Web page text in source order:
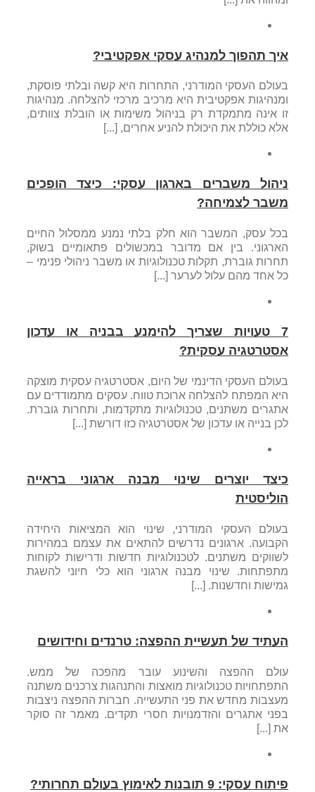
איך תהפוך למנהיג עסקי אפקטיבי?
בעולם העסקי המודרני, התחרות היא קשה ובלתי פוסקת,
ומנהיגות אפקטיבית היא מרכיב מרכזי להצלחה. מנהיגות
זו אינה מתמקדת רק בניהול משימות או הובלת צוותים,
אלא כוללת את היכולת להניע אחרים, [...]
ניהול משברים בארגון עסקי: כיצד הופכים
משבר לצמיחה?
בכל עסק, המשבר הוא חלק בלתי נמנע ממסלול החיים
הארגוני. בין אם מדובר במכשולים פתאומיים בשוק,
תחרות גוברת, תקלות טכנולוגיות או משבר ניהולי פנימי –
כל אחד מהם עלול לערער [...]
7 טעויות שצריך להימנע בבניה או עדכון
אסטרטגיה עסקית?
בעולם העסקי הדינמי של היום, אסטרטגיה עסקית מוצקה
היא המפתח להצלחה ארוכת טווח. עסקים מתמודדים עם
אתגרים משתנים, טכנולוגיות מתקדמות, ותחרות גוברת.
לכן בנייה או עדכון של אסטרטגיה כזו דורשת [...]
כיצד יוצרים שינוי מבנה ארגוני בראייה
הוליסטית
בעולם העסקי המודרני, שינוי הוא המציאות היחידה
הקבועה. ארגונים נדרשים להתאים את עצמם במהירות
לשווקים משתנים. לטכנולוגיות חדשות ודרישות לקוחות
מתפתחות. שינוי מבנה ארגוני הוא כלי חיוני להשגת
גמישות וחדשנות. [...]
העתיד של תעשיית ההפצה: טרנדים וחידושים
עולם ההפצה והשינוע עובר מהפכה של ממש.
התפתחויות טכנולוגיות מואצות והתנהגות צרכנים משתנה
מעצבות מחדש את פני התעשייה. חברות ההפצה ניצבות
בפני אתגרים והזדמנויות חסרי תקדים. מאמר זה סוקר
את [...]
פיתוח עסקי: 9 תובנות לאימוץ בעולם תחרותי?